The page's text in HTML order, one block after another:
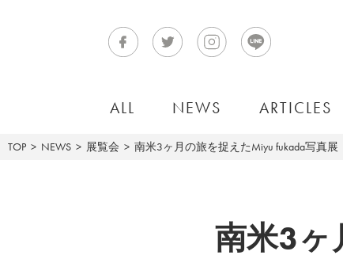
ALL NEWS ARTICLES
TOP NEWS 展覧会 南米3ヶ月の旅を捉えたMiyu fukada写真展
南米3